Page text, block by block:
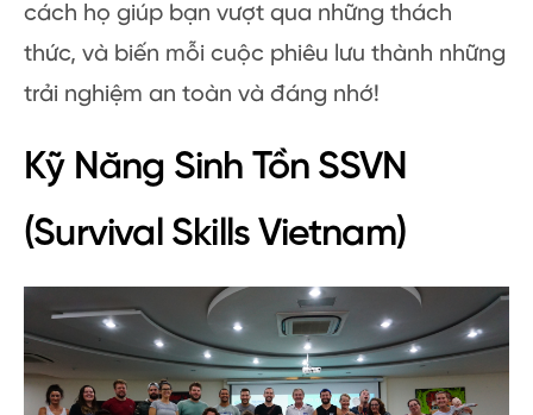
cách họ giúp bạn vượt qua những thách
thức, và biến mỗi cuộc phiêu lưu thành những
trải nghiệm an toàn và đáng nhớ!
Kỹ Năng Sinh Tồn SSVN
(Survival Skills Vietnam)